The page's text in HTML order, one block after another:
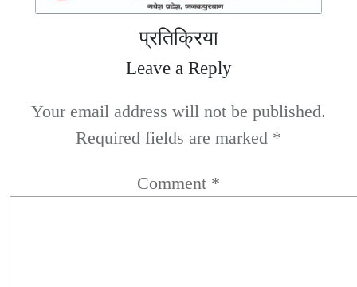
प्रतिक्रिया
Leave a Reply
Your email address will not be published.
Required fields are marked *
Comment *